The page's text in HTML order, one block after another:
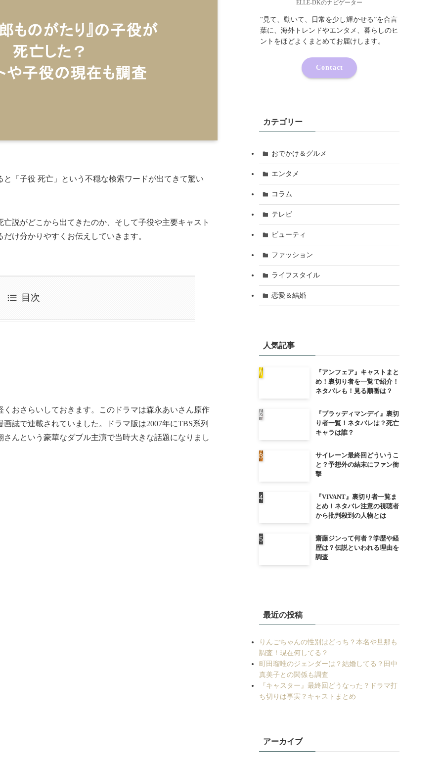
「子役 死亡」という不穏な検索ワードが出てきて驚い
説がどこから出てきたのか、そして子役や主要キャスト
け分かりやすくお伝えしていきます。
目次
おさらいしておきます。このドラマは森永あいさん原作
誌で連載されていました。ドラマ版は2007年にTBS系列
んという豪華なダブル主演で当時大きな話題になりまし
ELLE-DKのナビゲーター
“見て、動いて、日常を少し輝かせる”を合言
葉に、海外トレンドやエンタメ、暮らしのヒ
ントをほどよくまとめてお届けします。
Contact
カテゴリー
おでかけ＆グルメ
エンタメ
コラム
テレビ
ビューティ
ファッション
ライフスタイル
恋愛＆結婚
人気記事
『アンフェア』キャストまと
め！裏切り者を一覧で紹介！
ネタバレも！見る順番は？
『ブラッディマンデイ』裏切
り者一覧！ネタバレは？死亡
キャラは誰？
サイレーン最終回どういうこ
と？予想外の結末にファン衝
撃
『VIVANT』裏切り者一覧ま
とめ！ネタバレ注意の視聴者
から批判殺到の人物とは
齋藤ジンって何者？学歴や経
歴は？伝説といわれる理由を
調査
最近の投稿
りんごちゃんの性別はどっち？本名や旦那も
調査！現在何してる？
町田瑠唯のジェンダーは？結婚してる？田中
真美子との関係も調査
『キャスター』最終回どうなった？ドラマ打
ち切りは事実？キャストまとめ
アーカイブ